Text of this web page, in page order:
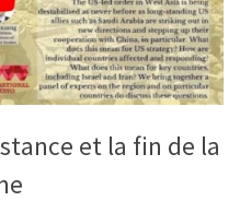
et la fin de la